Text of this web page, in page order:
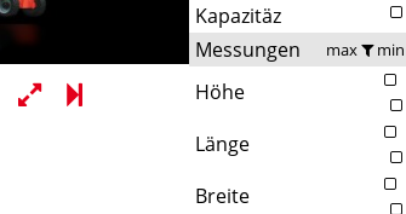
Kapazitäz
Messungen
max min
Höhe
Länge
Breite